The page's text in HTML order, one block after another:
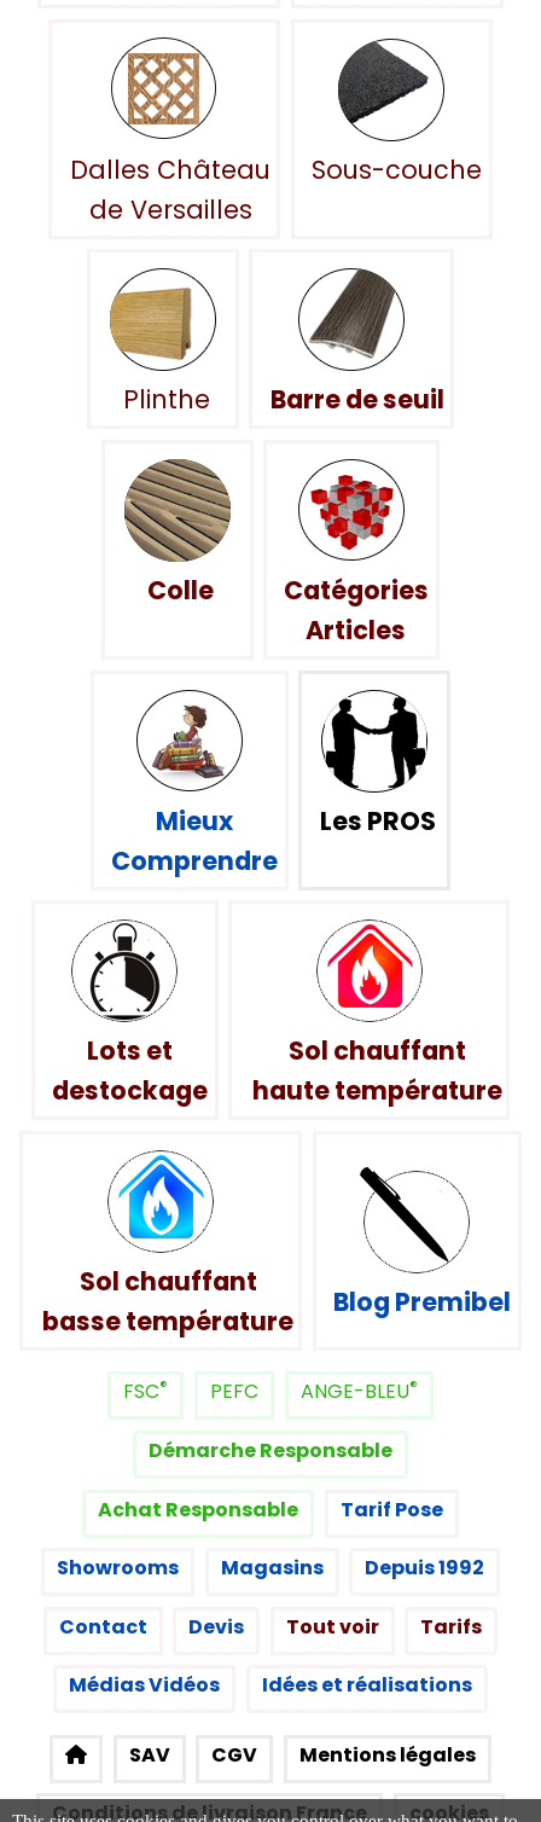
Dalles Château
de Versailles
Sous-couche
Plinthe Barre de seuil
Colle
Catégories
Articles
Mieux
Comprendre
Les PROS
Lots et
destockage
Sol chauffant
haute température
Sol chauffant
basse température
Blog Premibel
FSC® PEFC ANGE-BLEU®
Démarche Responsable
Achat Responsable Tarif Pose
Showrooms Magasins Depuis 1992
Contact Devis Tout voir Tarifs
Médias Vidéos Idées et réalisations
SAV CGV Mentions légales
Conditions de livraison France cookies